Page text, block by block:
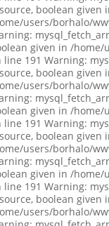
boolean given
users/borhalo/
given in /
line 191 Warning:
boolean given
users/borhalo/
given in /
line 191 Warning:
boolean given
users/borhalo/
given in /
line 191 Warning:
boolean given
users/borhalo/